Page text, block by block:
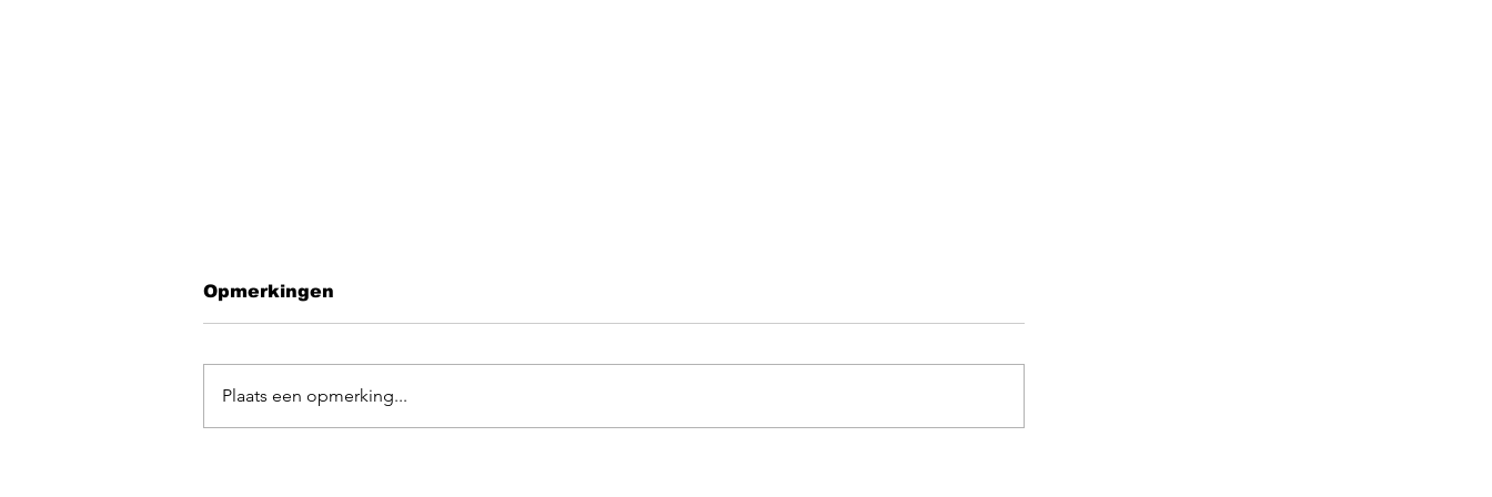
Leave me alone Ed!
Opmerkingen
Plaats een opmerking...